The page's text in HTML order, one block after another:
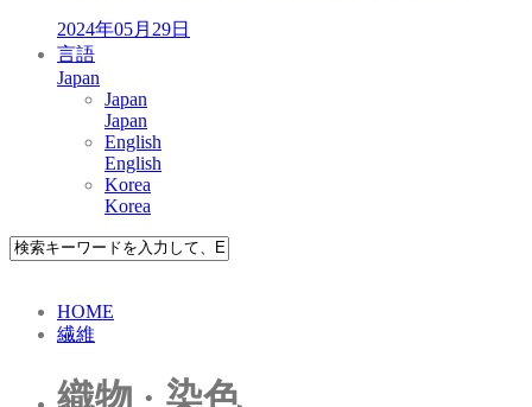
2024年05月29日
言語
Japan
Japan
Japan
English
English
Korea
Korea
HOME
繊維
織物 · 染色